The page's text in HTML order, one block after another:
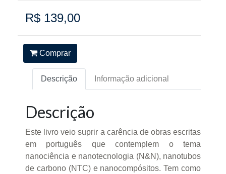
R$ 139,00
Comprar
Descrição Informação adicional
Descrição
Este livro veio suprir a carência de obras escritas
em português que contemplem o tema
nanociência e nanotecnologia (N&N), nanotubos
de carbono (NTC) e nanocompósitos. Tem como